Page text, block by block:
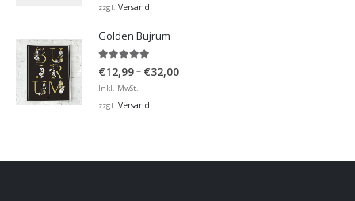
zzgl. Versand
Golden Bujrum
5.00von 5
€12,99– €32,00Preisspanne:
Inkl. MwSt.
zzgl. Versand